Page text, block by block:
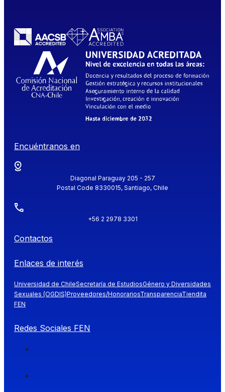
Encuéntranos en
Diagonal Paraguay 205 - 257
Postal Code 8330015, Santiago, Chile
+56 2 2978 3301
Contactos
Enlaces de interés
Universidad de ChileSecretaría de EstudiosGénero y Diversidades
Sexuales (OGDIS)Proveedores/HonorariosTransparenciaTiendita
FEN
Redes Sociales FEN